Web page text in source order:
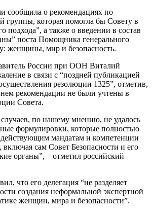
сообщила о рекомендациях по
группы, которая помогла бы Совету в
подхода”, а также о введении в состав
поста Помощника генерального
женщины, мир и безопасность.
России при ООН Виталий
в связи с “поздней публикацией
резолюции 1325”, отметив,
рекомендации не были учтены в
Совета.
случаев, по нашему мнению, не удалось
формулировки, которые полностью
действующим мандатам и компетенции
включая сам Совет Безопасности и его
органы”, – отметил российский
что его делегация “не разделяет
создания неформальной экспертной
женщин, мира и безопасности”.